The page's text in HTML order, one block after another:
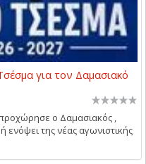
για τον Δαμασιακό
ο Δαμασιακός ,
ενόψει της νέας αγωνιστικής